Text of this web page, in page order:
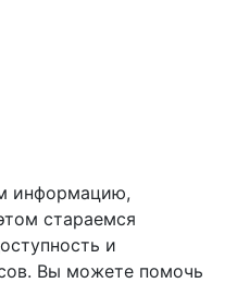
информацию,
стараемся
и
Вы можете помочь